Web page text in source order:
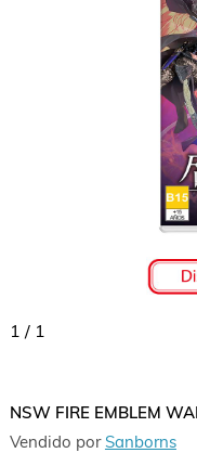
1 / 1
NSW FIRE EMBLEM
Vendido por Sanborns